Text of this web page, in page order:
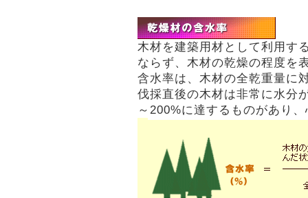
木材を建築用材として利用す
ならず、木材の乾燥の程度を
含水率は、木材の全乾重量に
伐採直後の木材は非常に水分
～200%に達するものがあり